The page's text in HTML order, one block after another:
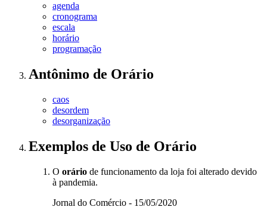
agenda
cronograma
escala
horário
programação
Antônimo de Orário
caos
desordem
desorganização
Exemplos de Uso de Orário
O orário de funcionamento da loja foi alterado devido
à pandemia.
Jornal do Comércio - 15/05/2020